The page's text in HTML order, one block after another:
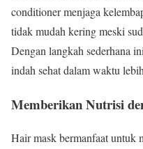
conditioner menjaga
tidak mudah kering meski
Dengan langkah sederhana
indah sehat dalam waktu
Memberikan Nutrisi
Hair mask bermanfaat untuk